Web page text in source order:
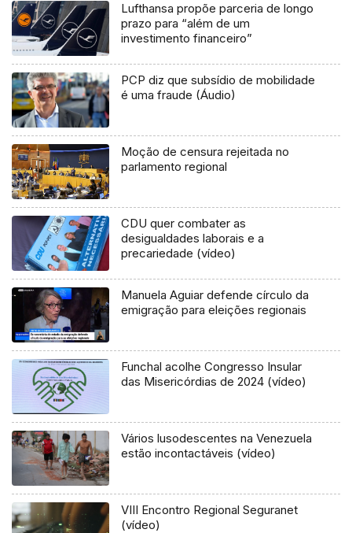
Lufthansa propõe parceria de longo
prazo para “além de um
investimento financeiro”
PCP diz que subsídio de mobilidade
é uma fraude (Áudio)
Moção de censura rejeitada no
parlamento regional
CDU quer combater as
desigualdades laborais e a
precariedade (vídeo)
Manuela Aguiar defende círculo da
emigração para eleições regionais
Funchal acolhe Congresso Insular
das Misericórdias de 2024 (vídeo)
Vários lusodescentes na Venezuela
estão incontactáveis (vídeo)
VIII Encontro Regional Seguranet
(vídeo)